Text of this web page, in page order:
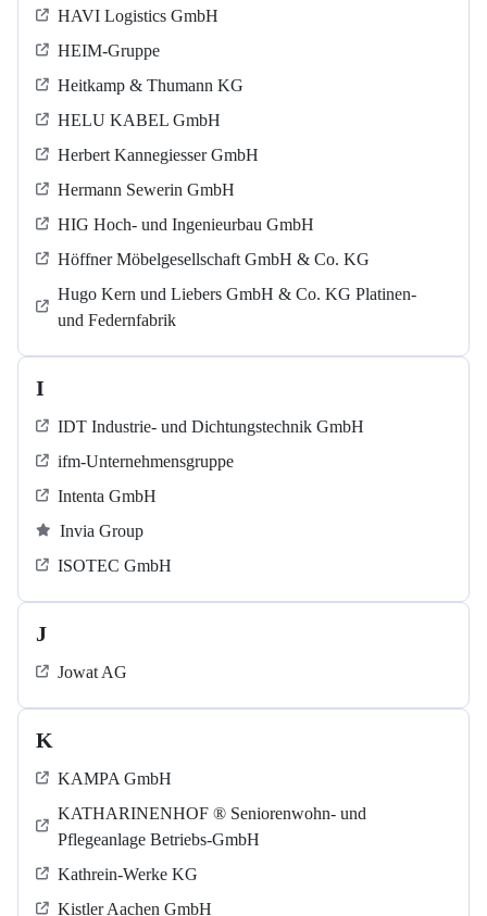
HAVI Logistics GmbH
HEIM-Gruppe
Heitkamp & Thumann KG
HELU KABEL GmbH
Herbert Kannegiesser GmbH
Hermann Sewerin GmbH
HIG Hoch- und Ingenieurbau GmbH
Höffner Möbelgesellschaft GmbH & Co. KG
Hugo Kern und Liebers GmbH & Co. KG Platinen-
und Federnfabrik
I
IDT Industrie- und Dichtungstechnik GmbH
ifm-Unternehmensgruppe
Intenta GmbH
Invia Group
ISOTEC GmbH
J
Jowat AG
K
KAMPA GmbH
KATHARINENHOF ® Seniorenwohn- und
Pflegeanlage Betriebs-GmbH
Kathrein-Werke KG
Kistler Aachen GmbH